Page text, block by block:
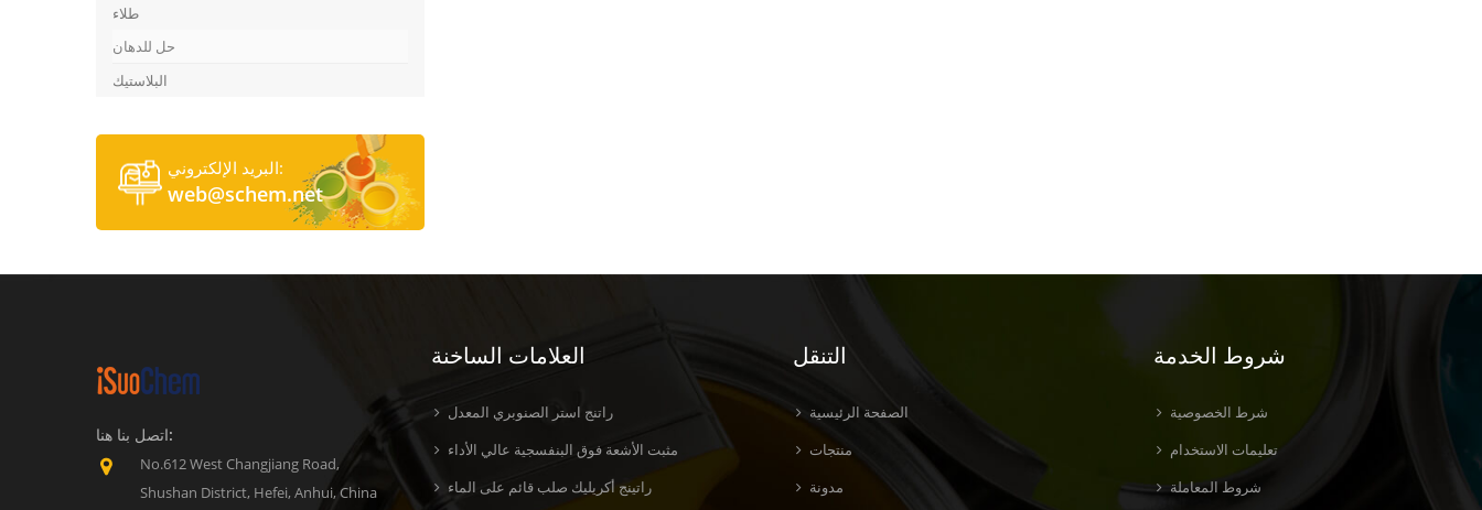
طلاء
حل للدهان
البلاستيك
البريد الإلكتروني:
web@schem.net
اتصل بنا هنا:
No.612 West Changjiang Road,
Shushan District, Hefei, Anhui, China
العلامات الساخنة
راتنج استر الصنوبري المعدل
مثبت الأشعة فوق البنفسجية عالي الأداء
راتينج أكريليك صلب قائم على الماء
التنقل
الصفحة الرئيسية
منتجات
مدونة
شروط الخدمة
شرط الخصوصية
تعليمات الاستخدام
شروط المعاملة